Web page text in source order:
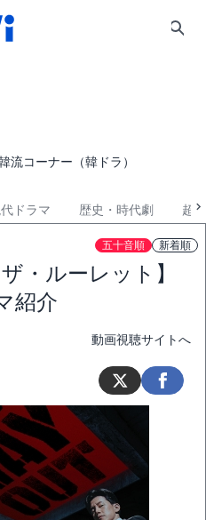
流コーナー（韓ドラ）
ドラマ 歴史・時代劇 超
五十音順 新着順
・ルーレット】
紹介
動画視聴サイトへ